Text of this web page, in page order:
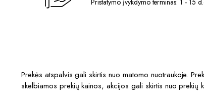
Prekės atspalvis gali skirtis nuo matomo nuotraukoje.
skelbiamos prekių kainos, akcijos gali skirtis nuo prekių